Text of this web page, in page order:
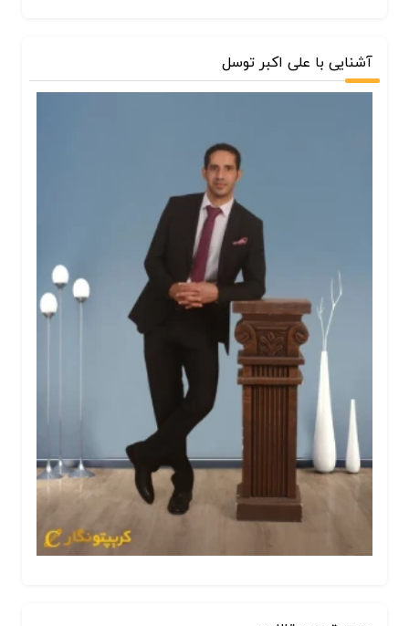
آشنایی با علی اکبر توسل